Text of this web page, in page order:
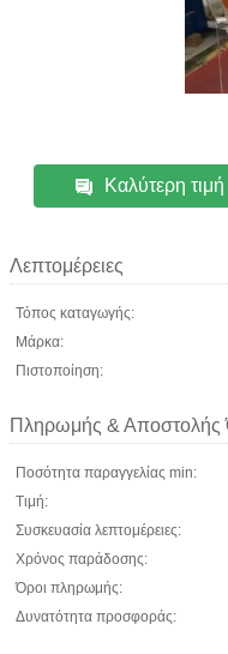
Καλύτερη τιμή
Λεπτομέρειες
Τόπος καταγωγής:
Μάρκα:
Πιστοποίηση:
Πληρωμής & Αποστολής
Ποσότητα παραγγελίας min:
Τιμή:
Συσκευασία λεπτομέρειες:
Χρόνος παράδοσης:
Όροι πληρωμής:
Δυνατότητα προσφοράς: